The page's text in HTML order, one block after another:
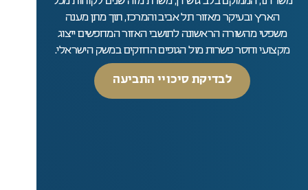
הארץ ובעיקר מאזור תל אביב והמרכז, תוך מתן מענה
משפטי מהשורה הראשונה לתושבי האזור המחפשים ייצוג
מקצועי וחסר פשרות מול הגופים החזקים במשק הישראלי.
לבדיקת סיכויי התביעה